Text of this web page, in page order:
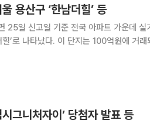
용산구 ‘한남더힐’ 등
25일 신고일 기준 전국 아파트 가운데 실
’로 나타났다. 이 단지는 100억원에 거래
랐다. 3위는 송파
그니처자이’ 당첨자 발표 등